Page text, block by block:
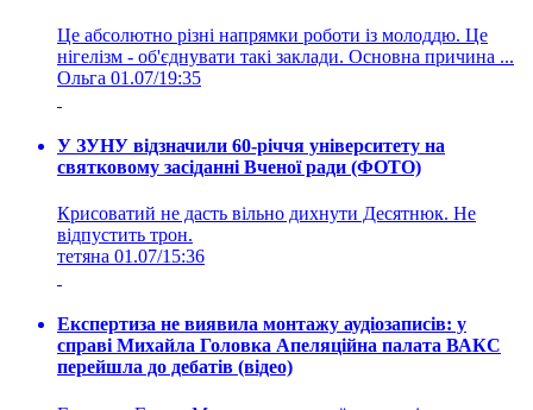
Це абсолютно різні напрямки роботи із молоддю. Це
нігелізм - об'єднувати такі заклади. Основна причина ...
Ольга 01.07/19:35
У ЗУНУ відзначили 60-річчя університету на
святковому засіданні Вченої ради (ФОТО)
Крисоватий не дасть вільно дихнути Десятнюк. Не
відпустить трон.
тетяна 01.07/15:36
Експертиза не виявила монтажу аудіозаписів: у
справі Михайла Головка Апеляційна палата ВАКС
перейшла до дебатів (відео)